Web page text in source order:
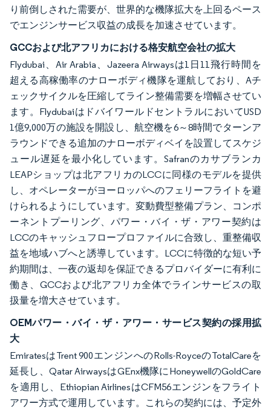
り前倒しされた需要が、世界的な機隊拡大を上回るペース
でエンジンサービス収益の成長を加速させています。
GCCおよび北アフリカにおける格安航空会社の拡大
Flydubai、Air Arabia、Jazeera Airwaysは1日11飛行時間を
超える高稼働率のナローボディ機隊を運航しており、Aチ
ェックサイクルを圧縮してライン整備需要を増幅させてい
ます。FlydubaiはドバイワールドセントラルにおいてUSD
1億9,000万の施設を開設し、航空機を6～8時間でターンア
ラウンドできる追加のナローボディベイを設置してスケジ
ュール遅延を最小化しています。Safranのカサブランカ
LEAPショップは北アフリカのLCCに同様のモデルを提供
し、オペレーターがヨーロッパへのフェリーフライトを避
けられるようにしています。変動費型整備プラン、コンポ
ーネントプーリング、パワー・バイ・ザ・アワー契約は
LCCのキャッシュフロープロファイルに合致し、重整備収
益を地域ハブへと誘導しています。LCCに特徴的な短い予
約期間は、一夜の返却を保証できるプロバイダーに有利に
働き、GCCおよび北アフリカ全体でラインサービスの取
扱量を増大させています。
OEMパワー・バイ・ザ・アワー・サービス契約の採用拡
大
EmiratesはTrent 900エンジンへのRolls-RoyceのTotalCareを
延長し、Qatar AirwaysはGEnx機隊にHoneywellのGoldCare
を適用し、Ethiopian AirlinesはCFM56エンジンをフライト
アワー方式で運用しています。これらの契約には、予定外